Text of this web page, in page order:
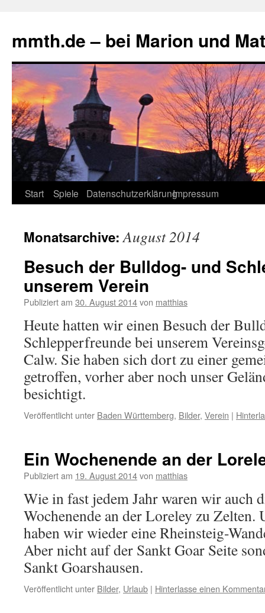
mmth.de – bei Marion und
Start Spiele DatenschutzerklärungImpressum
Monatsarchive:August 2014
Besuch der Bulldog- und
unserem Verein
Publiziert am 30. August 2014von matthias
Heute hatten wir einen Besuch der
Schlepperfreunde bei unserem
Calw. Sie haben sich dort zu einer
getroffen, vorher aber noch unser
besichtigt.
Veröffentlicht unter Baden Württemberg, Bilder, Verein |
Ein Wochenende an der
Publiziert am 19. August 2014von matthias
Wie in fast jedem Jahr waren wir auch
Wochenende an der Loreley zu Zelten.
haben wir wieder eine Rheinsteig-
Aber nicht auf der Sankt Goar Seite
Sankt Goarshausen.
Veröffentlicht unter Bilder, Urlaub | Hinterlasse einen